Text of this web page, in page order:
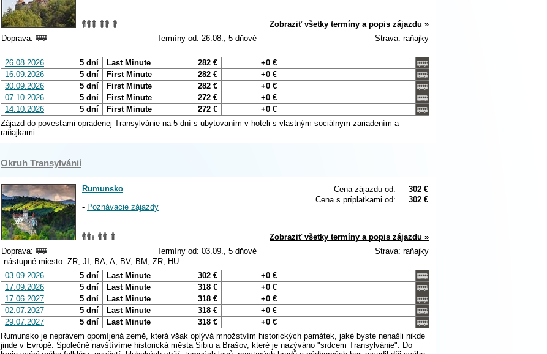
Zobraziť všetky termíny a popis zájazdu »
Doprava:
Termíny od: 26.08., 5 dňové Strava: raňajky
26.08.2026 5 dní Last Minute 282 €
+0 €
16.09.2026
5 dní First Minute 282 €
+0 €
30.09.2026
5 dní First Minute 282 €
+0 €
07.10.2026
5 dní First Minute 272 €
+0 €
14.10.2026
5 dní First Minute 272 €
+0 €
Zájazd do povesťami opradenej Transylvánie na 5 dní s ubytovaním v hoteli s vlastným sociálnym zariadením a
raňajkami.
Okruh Transylvánií
Cena zájazdu od:
302 €
Cena s príplatkami od:
302 €
Rumunsko
- Poznávacie zájazdy
Zobraziť všetky termíny a popis zájazdu »
Doprava:
Termíny od: 03.09., 5 dňové
Strava: raňajky
nástupné miesto: ZR, JI, BA, A, BV, BM, ZR, HU
03.09.2026
5 dní Last Minute 302 €
+0 €
17.09.2026
5 dní Last Minute 318 €
+0 €
17.06.2027
5 dní Last Minute 318 €
+0 €
02.07.2027
5 dní Last Minute 318 €
+0 €
29.07.2027
5 dní Last Minute 318 €
+0 €
Rumunsko je neprávem opomíjená země, která však oplývá množstvím historických památek, jaké byste nenašli nikde
jinde v Evropě. Společně navštívíme historická města Sibiu a Brašov, které je nazýváno "srdcem Transylvánie". Do